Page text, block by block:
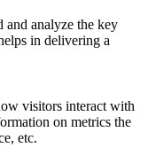
and analyze the key
in delivering a
visitors interact with
on metrics the
etc.